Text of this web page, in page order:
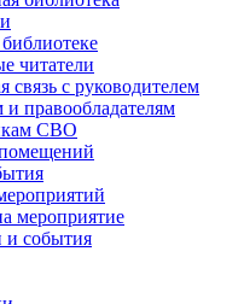
читатели
связь с руководителем
и правообладателям
СВО
мероприятие
и события